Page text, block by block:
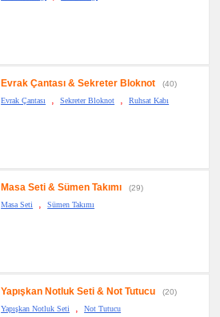
Evrak Çantası & Sekreter Bloknot
(40)
Evrak Çantası
, Sekreter Bloknot , Ruhsat Kabı
Masa Seti & Sümen Takımı
(29)
Masa Seti
, Sümen Takımı
Yapışkan Notluk Seti & Not Tutucu
(20)
Yapışkan Notluk Seti
, Not Tutucu